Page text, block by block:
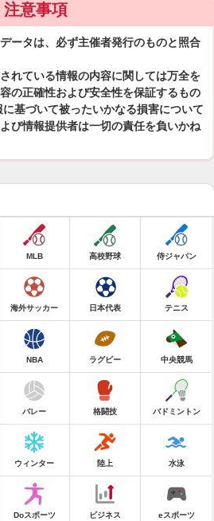
注意事項
ータは、必ず主催者発行のものと照合
れている情報の内容に関しては万全を
の正確性および安全性を保証するもの
基づいて被ったいかなる損害について
び情報提供者は一切の責任を負いかね
MLB 高校野球 侍ジャパン
海外サッカー 日本代表 テニス
NBA ラグビー 中央競馬
バレー 格闘技 バドミントン
ウィンター 陸上 水泳
Doスポーツ ビジネス eスポーツ